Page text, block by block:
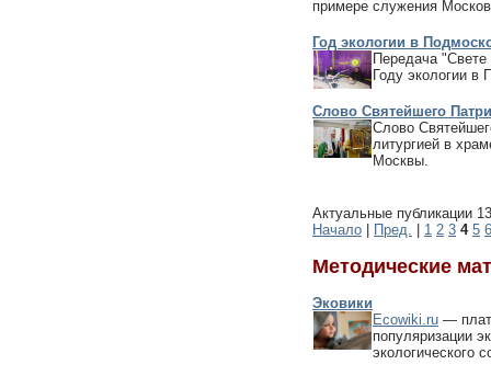
примере служения
Год экологии в
Передача
Году экологии в
Слово Святейшего
Слово
литургией в
Москвы.
Актуальные публикации
Начало | Пред. | 1 2 3 4 5 6
Методические
Эковики
Ecowiki.ru —
популяризации
экологического